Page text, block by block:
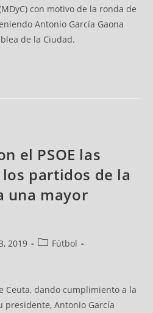
con motivo de la ronda de
Antonio García Gaona
de la Ciudad.
el PSOE las
partidos de la
una mayor
2019
Fútbol
Ceuta, dando cumplimiento a la
presidente, Antonio García